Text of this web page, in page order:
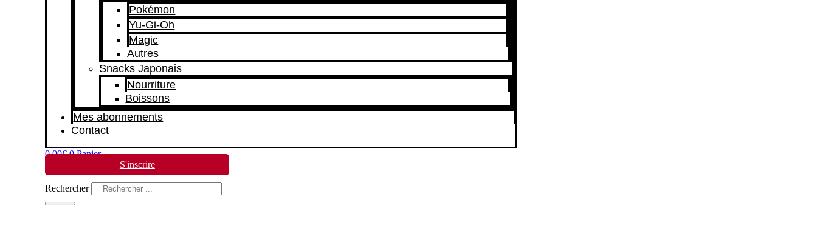
Pokémon
Yu-Gi-Oh
Magic
Autres
Snacks Japonais
Nourriture
Boissons
Mes abonnements
Contact
0,00€ 0 Panier
S'inscrire
Rechercher